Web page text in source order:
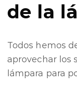
de la
Todos hemos
aprovechar los
lámpara para